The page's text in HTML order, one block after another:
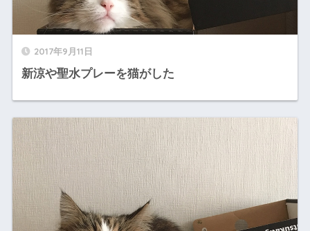
2017年9月11日
新涼や聖水プレーを猫がした